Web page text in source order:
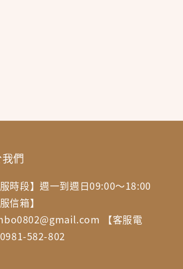
們
服時段】週一到週日09:00～18:00
信箱】
【客服電
582-802